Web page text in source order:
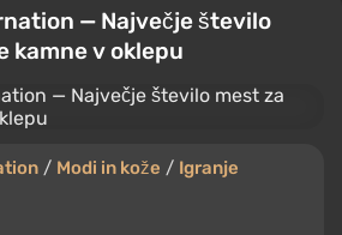
— Največje število
kamne v oklepu
/ Modi in kože / Igranje